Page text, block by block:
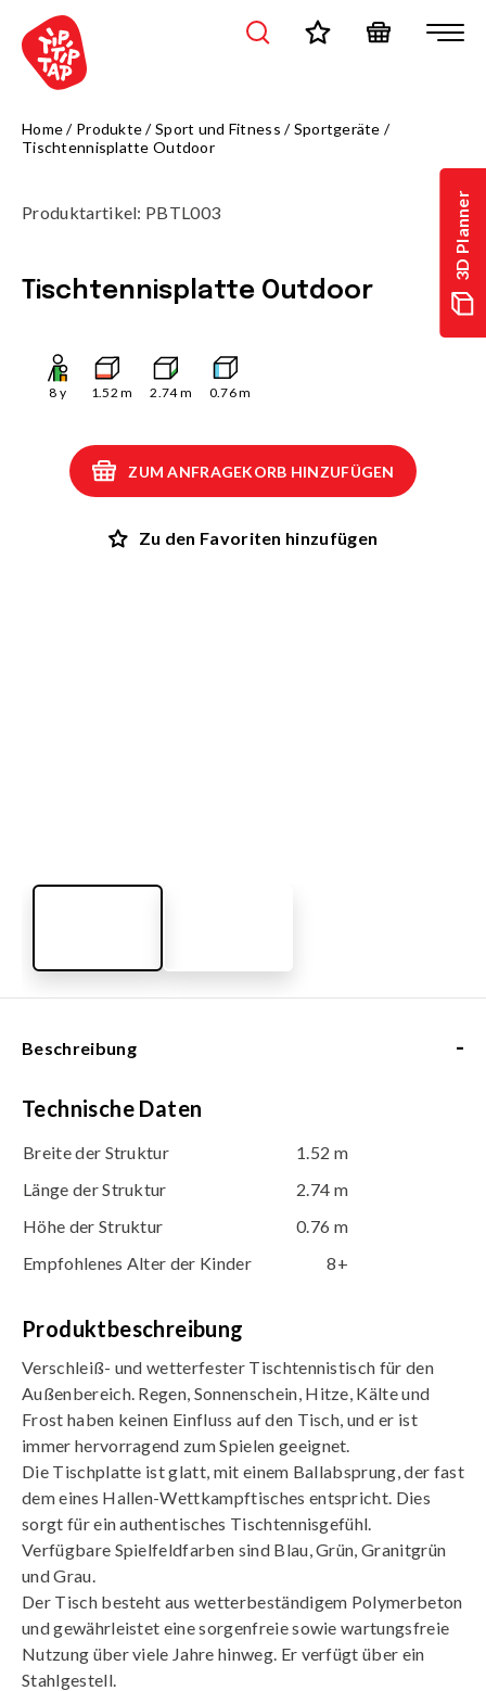
3D Planner
Home/ Produkte/Sport und Fitness /Sportgeräte /
Tischtennisplatte Outdoor
Produktartikel: PBTL003
Tischtennisplatte Outdoor
8 y 1.52 m 2.74m 0.76m
ZUM ANFRAGEKORB HINZUFÜGEN
Zu den Favoriten hinzufügen
Beschreibung -
Technische Daten
Breite der Struktur
1.52 m
Länge der Struktur
2.74 m
Höhe der Struktur
0.76 m
Empfohlenes Alter der Kinder
8+
Produktbeschreibung
Verschleiß- und wetterfester Tischtennistisch für den
Außenbereich. Regen, Sonnenschein, Hitze, Kälte und
Frost haben keinen Einfluss auf den Tisch, und er ist
immer hervorragend zum Spielen geeignet.
Die Tischplatte ist glatt, mit einem Ballabsprung, der fast
dem eines Hallen-Wettkampftisches entspricht. Dies
sorgt für ein authentisches Tischtennisgefühl.
Verfügbare Spielfeldfarben sind Blau, Grün, Granitgrün
und Grau.
Der Tisch besteht aus wetterbeständigem Polymerbeton
und gewährleistet eine sorgenfreie sowie wartungsfreie
Nutzung über viele Jahre hinweg. Er verfügt über ein
Stahlgestell.